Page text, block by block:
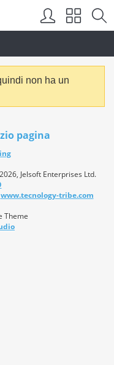
non ha un
pagina
Jelsoft Enterprises Ltd.
www.tecnology-tribe.com
Theme